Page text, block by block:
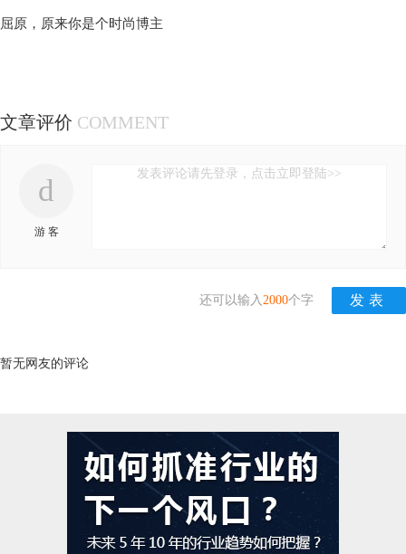
屈原，原来你是个时尚博主
文章评价 COMMENT
d
游 客
发表评论请先登录，点击立即登陆>>
还可以输入 2000个字
暂无网友的评论